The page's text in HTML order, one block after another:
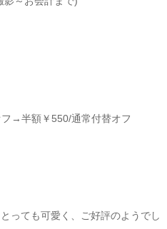
→半額￥550/通常付替オフ
っても可愛く、ご好評のようでし